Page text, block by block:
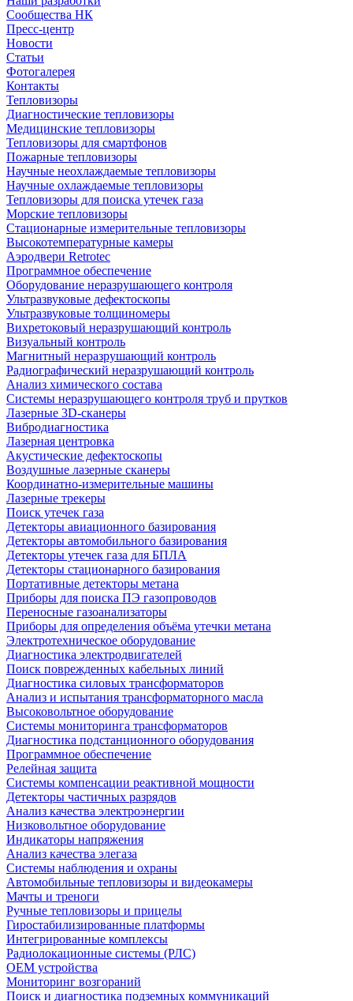
Сообщества НК
Пресс-центр
Новости
Статьи
Фотогалерея
Контакты
Тепловизоры
Диагностические тепловизоры
Медицинские тепловизоры
Тепловизоры для смартфонов
Пожарные тепловизоры
Научные неохлаждаемые тепловизоры
Научные охлаждаемые тепловизоры
Тепловизоры для поиска утечек газа
Морские тепловизоры
Стационарные измерительные тепловизоры
Высокотемпературные камеры
Аэродвери Retrotec
Программное обеспечение
Оборудование неразрушающего контроля
Ультразвуковые дефектоскопы
Ультразвуковые толщиномеры
Вихретоковый неразрушающий контроль
Визуальный контроль
Магнитный неразрушающий контроль
Радиографический неразрушающий контроль
Анализ химического состава
Системы неразрушающего контроля труб и прутков
Лазерные 3D-сканеры
Вибродиагностика
Лазерная центровка
Акустические дефектоскопы
Воздушные лазерные сканеры
Координатно-измерительные машины
Лазерные трекеры
Поиск утечек газа
Детекторы авиационного базирования
Детекторы автомобильного базирования
Детекторы утечек газа для БПЛА
Детекторы стационарного базирования
Портативные детекторы метана
Приборы для поиска ПЭ газопроводов
Переносные газоанализаторы
Приборы для определения объёма утечки метана
Электротехническое оборудование
Диагностика электродвигателей
Поиск поврежденных кабельных линий
Диагностика силовых трансформаторов
Анализ и испытания трансформаторного масла
Высоковольтное оборудование
Системы мониторинга трансформаторов
Диагностика подстанционного оборудования
Программное обеспечение
Релейная защита
Системы компенсации реактивной мощности
Детекторы частичных разрядов
Анализ качества электроэнергии
Низковольтное оборудование
Индикаторы напряжения
Анализ качества элегаза
Системы наблюдения и охраны
Автомобильные тепловизоры и видеокамеры
Мачты и треноги
Ручные тепловизоры и прицелы
Гиростабилизированные платформы
Интегрированные комплексы
Радиолокационные системы (РЛС)
OEM устройства
Мониторинг возгораний
Поиск и диагностика подземных коммуникаций